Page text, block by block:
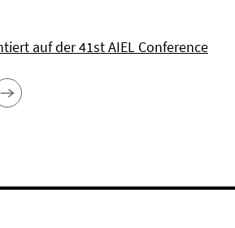
auf der 41st AIEL Conference